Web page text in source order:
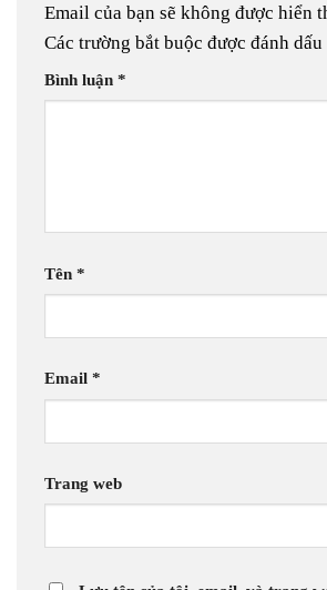
Email của bạn sẽ không được hiển
Các trường bắt buộc được đánh dấu
Bình luận *
Tên *
Email *
Trang web